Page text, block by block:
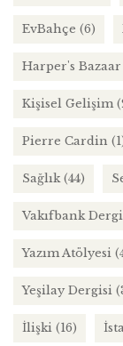
EvBahçe (6)
Harper's Bazaar
Kişisel Gelişim
Pierre Cardin
Sağlık(44)
Vakıfbank
Yazım Atölyesi
Yeşilay Dergisi
İlişki (16)